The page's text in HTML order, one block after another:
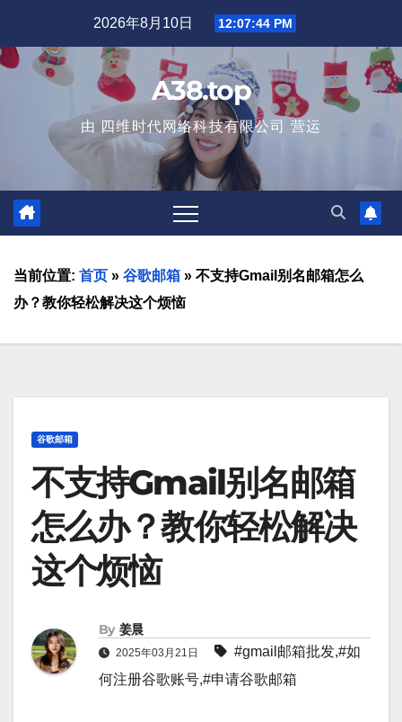
2026年8月10日 12:07:46 PM
A38.top
由 四维时代网络科技有限公司 营运
当前位置: 首页 » 谷歌邮箱 » 不支持Gmail别名邮箱怎么
办？教你轻松解决这个烦恼
谷歌邮箱
不支持Gmail别名邮箱
怎么办？教你轻松解决
这个烦恼
By 姜晨
2025年03月21日 #gmail邮箱批发,#如
何注册谷歌账号,#申请谷歌邮箱